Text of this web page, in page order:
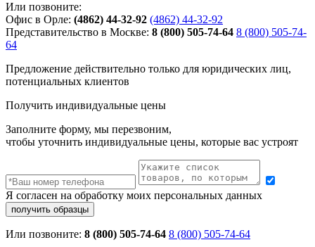
Или позвоните:
Офис в Орле: (4862) 44-32-92 (4862) 44-32-92
Представительство в Москве: 8 (800) 505-74-64 8 (800) 505-74-
64
Предложение действительно только для юридических лиц,
потенциальных клиентов
Получить индивидуальные цены
Заполните форму, мы перезвоним,
чтобы уточнить индивидуальные цены, которые вас устроят
Я согласен на обработку моих персональных данных
Или позвоните: 8 (800) 505-74-64 8 (800) 505-74-64